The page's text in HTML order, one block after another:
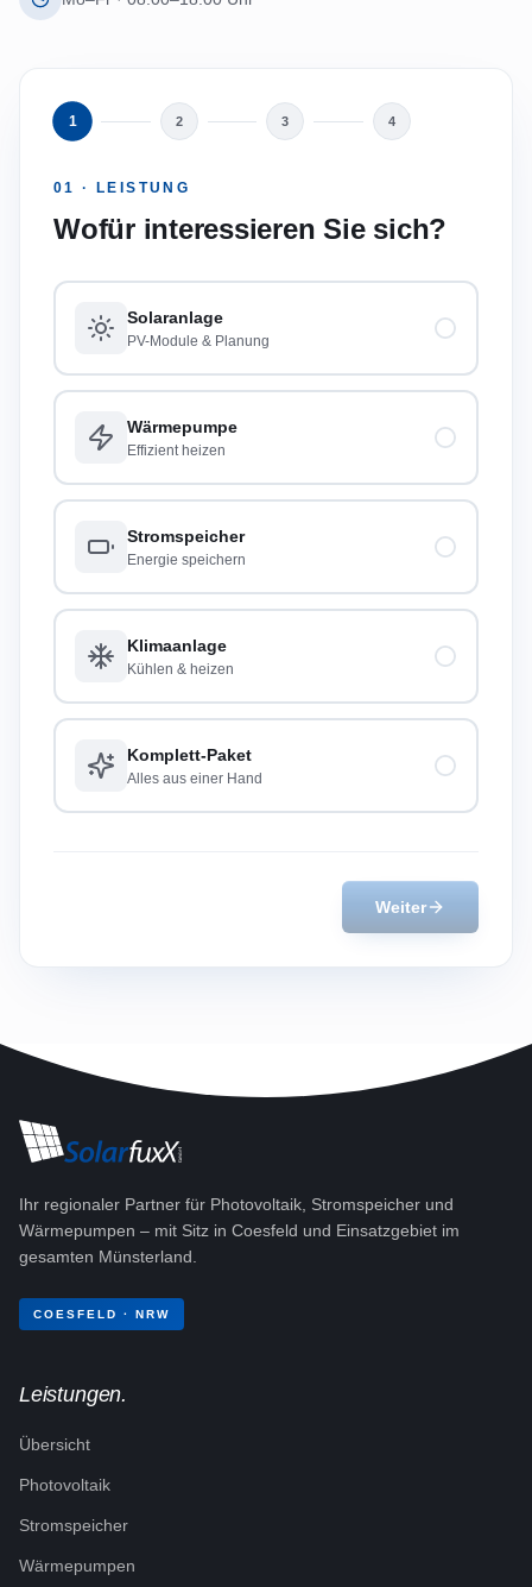
1 2 3 4
01 · LEISTUNG
Wofür interessieren Sie sich?
Solaranlage
PV-Module & Planung
Wärmepumpe
Effizient heizen
Stromspeicher
Energie speichern
Klimaanlage
Kühlen & heizen
Komplett-Paket
Alles aus einer Hand
Weiter
Ihr regionaler Partner für Photovoltaik, Stromspeicher und
Wärmepumpen – mit Sitz in Coesfeld und Einsatzgebiet im
gesamten Münsterland.
COESFELD · NRW
Leistungen.
Übersicht
Photovoltaik
Stromspeicher
Wärmepumpen